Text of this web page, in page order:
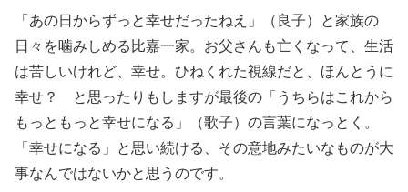
「あの日からずっと幸せだったねえ」（良子）と家族の
日々を噛みしめる比嘉一家。お父さんも亡くなって、生活
は苦しいけれど、幸せ。ひねくれた視線だと、ほんとうに
幸せ？ と思ったりもしますが最後の「うちらはこれから
もっともっと幸せになる」（歌子）の言葉になっとく。
「幸せになる」と思い続ける、その意地みたいなものが大
事なんではないかと思うのです。